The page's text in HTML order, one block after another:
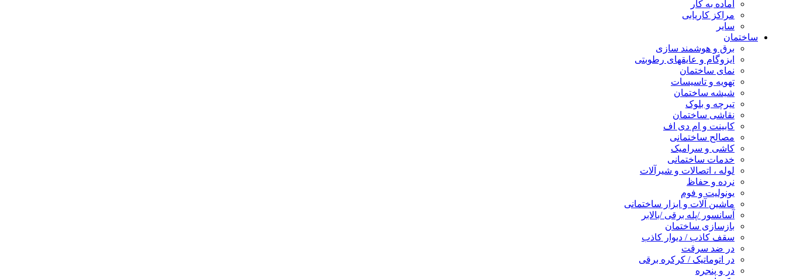
آماده به کار
مراکز کاریابی
سایر
ساختمان
برق و هوشمند سازی
ایزوگام و عایقهای رطوبتی
نمای ساختمان
تهویه و تاسیسات
شیشه ساختمان
تیرچه و بلوک
نقاشی ساختمان
کابینت و ام دی اف
مصالح ساختمانی
کاشی و سرامیک
خدمات ساختمانی
لوله ، اتصالات و شیرآلات
نرده و حفاظ
یونولیت و فوم
ماشین آلات و ابزار ساختمانی
آسانسور /پله برقی /بالابر
بازسازی ساختمان
سقف کاذب / دیوار کاذب
در ضد سرقت
در اتوماتیک / کرکره برقی
در و پنجره